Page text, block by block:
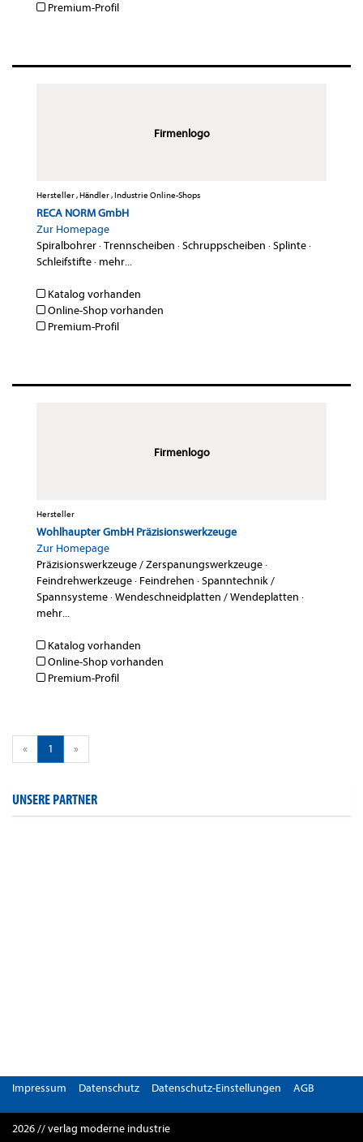
Premium-Profil
Firmenlogo
Hersteller , Händler , Industrie Online-Shops
RECA NORM GmbH
Zur Homepage
Spiralbohrer·Trennscheiben ·Schruppscheiben ·Splinte·
Schleifstifte· mehr...
Katalog vorhanden
Online-Shop vorhanden
Premium-Profil
Firmenlogo
Hersteller
Wohlhaupter GmbH Präzisionswerkzeuge
Zur Homepage
Präzisionswerkzeuge / Zerspanungswerkzeuge·
Feindrehwerkzeuge· Feindrehen ·Spanntechnik /
Spannsysteme·Wendeschneidplatten / Wendeplatten ·
mehr...
Katalog vorhanden
Online-Shop vorhanden
Premium-Profil
« 1 »
UNSERE PARTNER
Impressum Datenschutz Datenschutz-Einstellungen AGB
2026 // verlag moderne industrie